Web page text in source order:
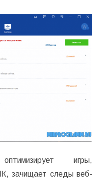
игры,
зачищает следы веб-